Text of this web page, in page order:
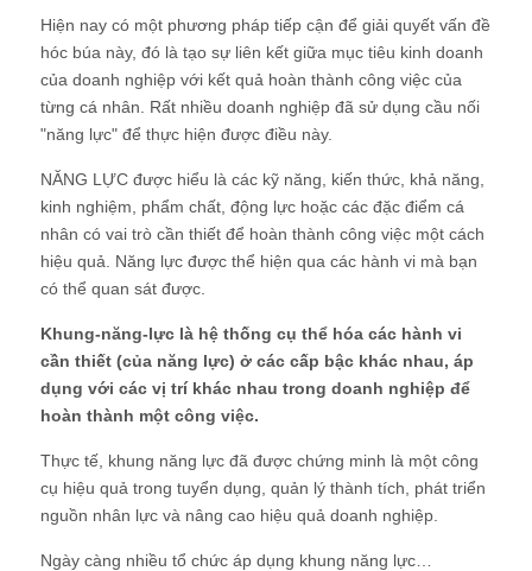
Hiện nay có một phương pháp tiếp cận để giải quyết vấn đề
hóc búa này, đó là tạo sự liên kết giữa mục tiêu kinh doanh
của doanh nghiệp với kết quả hoàn thành công việc của
từng cá nhân. Rất nhiều doanh nghiệp đã sử dụng cầu nối
"năng lực" để thực hiện được điều này.
NĂNG LỰC được hiểu là các kỹ năng, kiến thức, khả năng,
kinh nghiệm, phẩm chất, động lực hoặc các đặc điểm cá
nhân có vai trò cần thiết để hoàn thành công việc một cách
hiệu quả. Năng lực được thể hiện qua các hành vi mà bạn
có thể quan sát được.
Khung-năng-lực là hệ thống cụ thể hóa các hành vi
cần thiết (của năng lực) ở các cấp bậc khác nhau, áp
dụng với các vị trí khác nhau trong doanh nghiệp để
hoàn thành một công việc.
Thực tế, khung năng lực đã được chứng minh là một công
cụ hiệu quả trong tuyển dụng, quản lý thành tích, phát triển
nguồn nhân lực và nâng cao hiệu quả doanh nghiệp.
Ngày càng nhiều tổ chức áp dụng khung năng lực…